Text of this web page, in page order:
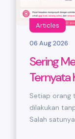
Articles
06 Aug 2026
Sering
Ternyata
Setiap orang
dilakukan
Salah